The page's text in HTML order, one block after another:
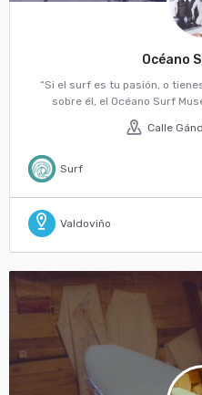
Océano
“Si el surf es tu pasión, o
sobre él, el Océano Surf
Calle
Surf
Valdoviño